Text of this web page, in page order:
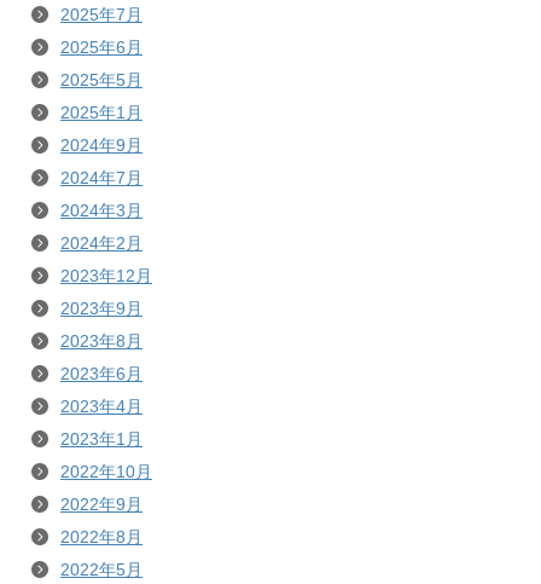
2025年7月
2025年6月
2025年5月
2025年1月
2024年9月
2024年7月
2024年3月
2024年2月
2023年12月
2023年9月
2023年8月
2023年6月
2023年4月
2023年1月
2022年10月
2022年9月
2022年8月
2022年5月